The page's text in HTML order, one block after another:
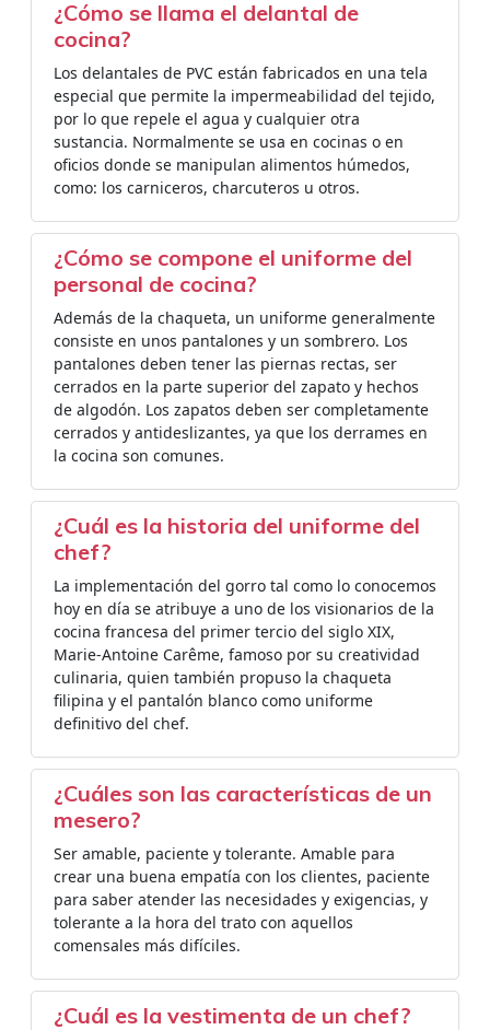
¿Cómo se llama el delantal de
cocina?
Los delantales de PVC están fabricados en una tela
especial que permite la impermeabilidad del tejido,
por lo que repele el agua y cualquier otra
sustancia. Normalmente se usa en cocinas o en
oficios donde se manipulan alimentos húmedos,
como: los carniceros, charcuteros u otros.
¿Cómo se compone el uniforme del
personal de cocina?
Además de la chaqueta, un uniforme generalmente
consiste en unos pantalones y un sombrero. Los
pantalones deben tener las piernas rectas, ser
cerrados en la parte superior del zapato y hechos
de algodón. Los zapatos deben ser completamente
cerrados y antideslizantes, ya que los derrames en
la cocina son comunes.
¿Cuál es la historia del uniforme del
chef?
La implementación del gorro tal como lo conocemos
hoy en día se atribuye a uno de los visionarios de la
cocina francesa del primer tercio del siglo XIX,
Marie-Antoine Carême, famoso por su creatividad
culinaria, quien también propuso la chaqueta
filipina y el pantalón blanco como uniforme
definitivo del chef.
¿Cuáles son las características de un
mesero?
Ser amable, paciente y tolerante. Amable para
crear una buena empatía con los clientes, paciente
para saber atender las necesidades y exigencias, y
tolerante a la hora del trato con aquellos
comensales más difíciles.
¿Cuál es la vestimenta de un chef?